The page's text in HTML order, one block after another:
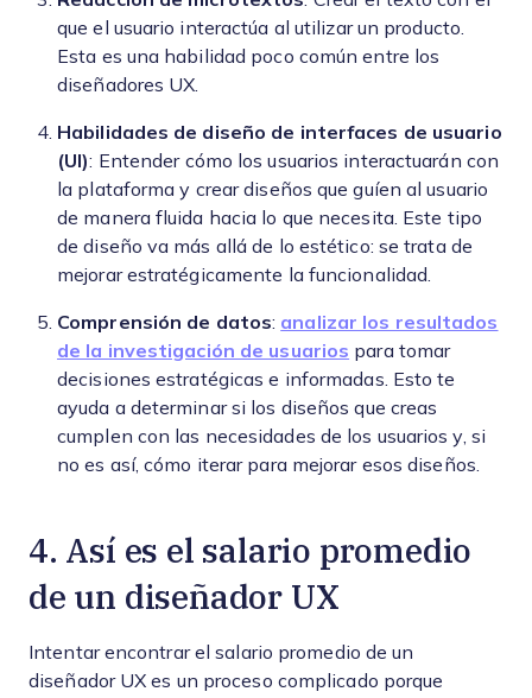
que el usuario interactúa al utilizar un producto.
Esta es una habilidad poco común entre los
diseñadores UX.
Habilidades de diseño de interfaces de usuario
(UI): Entender cómo los usuarios interactuarán con
la plataforma y crear diseños que guíen al usuario
de manera fluida hacia lo que necesita. Este tipo
de diseño va más allá de lo estético: se trata de
mejorar estratégicamente la funcionalidad.
Comprensión de datos: analizar los resultados
de la investigación de usuarios para tomar
decisiones estratégicas e informadas. Esto te
ayuda a determinar si los diseños que creas
cumplen con las necesidades de los usuarios y, si
no es así, cómo iterar para mejorar esos diseños.
4. Así es el salario promedio
de un diseñador UX
Intentar encontrar el salario promedio de un
diseñador UX es un proceso complicado porque